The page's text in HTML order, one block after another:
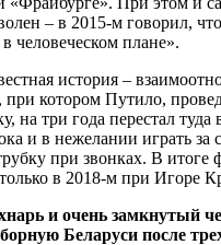
– в 2015-м говорил,
человеческом плане».
история –
котором Путило,
на три года перестал
и в нежелании играть за
при звонках. В итоге
в 2018-м при Игоре
и очень замкнутый
Беларуси после